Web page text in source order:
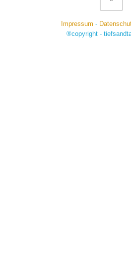
Impressum -
®copyright -